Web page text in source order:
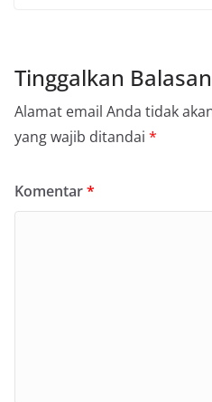
Tinggalkan Balasan
Alamat email Anda tidak
yang wajib ditandai *
Komentar*